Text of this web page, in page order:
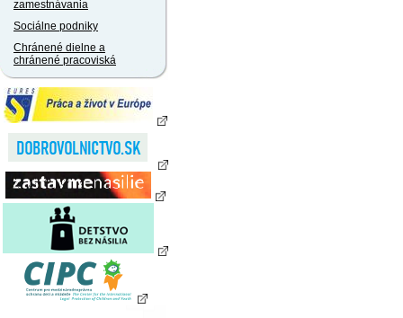
zamestnávania
Sociálne podniky
Chránené dielne a
chránené pracoviská